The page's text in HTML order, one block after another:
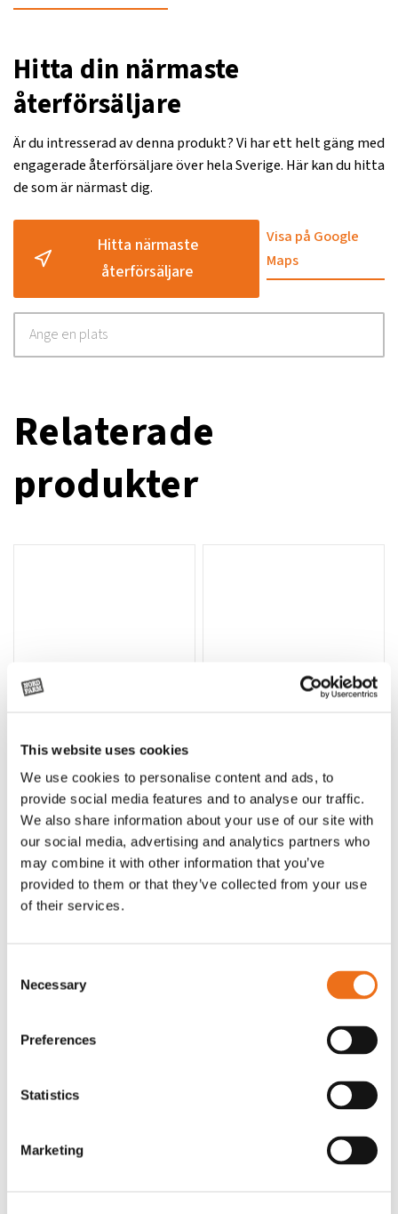
This website uses cookies
We use cookies to personalise content and ads, to
provide social media features and to analyse our traffic.
We also share information about your use of our site with
our social media, advertising and analytics partners who
may combine it with other information that you’ve
provided to them or that they’ve collected from your use
of their services.
Selection
Necessary
Preferences
Statistics
Marketing
Hitta din närmaste
återförsäljare
Är du intresserad av denna produkt? Vi har ett helt gäng med
engagerade återförsäljare över hela Sverige. Här kan du hitta
de som är närmast dig.
Hitta närmaste
återförsäljare
Visa på Google
Maps
Relaterade
produkter
Lägg till i varukorg
T-shirt Avant barn grön 92 cm
G0007
(ex. moms)
T-shirt Avant barn grön 104-110
cm
G0010
(ex. moms)
Lägg till i varukorg
T-shirt grå xl med
T-shirt svart 2xl med avant-